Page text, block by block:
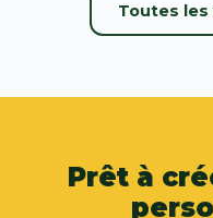
Toutes
Prêt à